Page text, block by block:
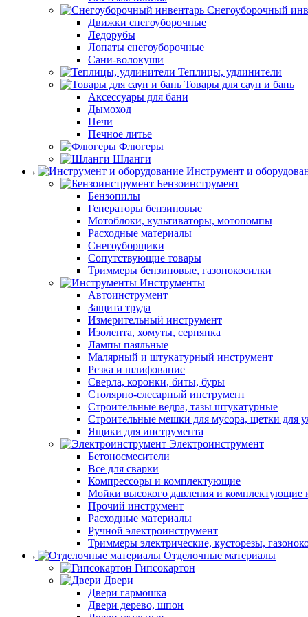
Снегоуборочный
Движки снегоуборочные
Ледорубы
Лопаты снегоуборочные
Сани-волокуши
Теплицы, удлинители
Товары для саун и бань
Аксессуары для бани
Дымоход
Печи
Печное литье
Флюгеры
Шланги
Инструмент и
Бензоинструмент
Бензопилы
Генераторы бензиновые
Мотоблоки, культиваторы, мотопомпы
Расходные материалы
Снегоуборщики
Сопутствующие товары
Триммеры бензиновые, газонокосилки
Инструменты
Автоинструмент
Защита труда
Измерительный инструмент
Изолента, хомуты, серпянка
Лампы паяльные
Малярный и штукатурный инструмент
Резка и шлифование
Сверла, коронки, биты, буры
Столярно-слесарный инструмент
Строительные ведра, тазы штукатурные
Строительные мешки для мусора, щетки для
Ящики для инструмента
Электроинструмент
Бетоносмесители
Все для сварки
Компрессоры и комплектующие
Мойки высокого давления и комплектующие
Прочий инструмент
Расходные материалы
Ручной электроинструмент
Триммеры электрические, кусторезы,
Отделочные материалы
Гипсокартон
Двери
Двери гармошка
Двери дерево, шпон